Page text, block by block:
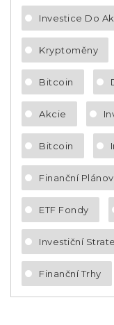
Investice Do
Kryptoměny
Bitcoin
Akcie
Bitcoin
Finanční
ETF Fondy
Investiční
Finanční Trhy